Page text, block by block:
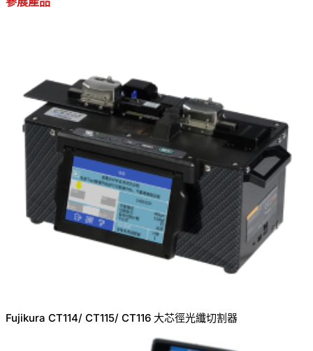
Fujikura CT114/ CT115/ CT116 大芯徑光纖切割器